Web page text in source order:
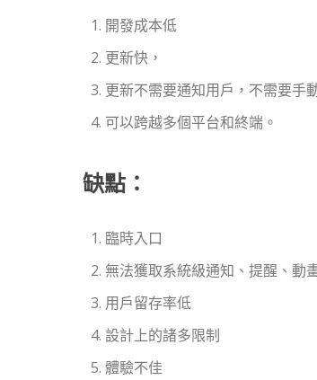
開發成本低
更新快，
更新不需要通知用戶，不需要手
可以跨越多個平台和終端。
缺點：
臨時入口
無法獲取系統級通知、提醒、動
用戶留存率低
設計上的諸多限制
體驗不佳